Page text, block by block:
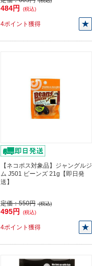
484円 (税込)
4ポイント獲得
【ネコポス対象品】ジャングルジ
ム J501 ビーンズ 21g【即日発
送】
定価：550円 (税込)
495円 (税込)
4ポイント獲得